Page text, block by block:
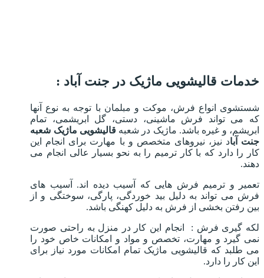
خدمات قالیشویی ماژیک در جنت آباد :
شستشوی انواع فرش، موکت و مبلمان با توجه به نوع آنها
که می تواند فرش ماشینی، دستی، گل ابریشمی، تمام
ابریشم، و غیره باشد. ماژیک در شعبهقالیشویی ماژیک شعبه
جنت آباد نیز، نیروهای متخصص و با مهارت برای انجام این
کار را دارد که با کار ترمیم را به نحو بسیار عالی انجام می
دهند.
تعمیر و ترمیم فرش هایی که آسیب دیده اند. آسیب های
فرش می تواند به دلیل بید خوردگی، پارگی، سوختگی و از
بین رفتن بخشی از فرش به دلیل کهنگی باشد.
لکه گیری فرش : انجام این کار در منزل به راحتی صورت
نمی گیرد و مهارت، تخصص و مواد و امکانات خاص خود را
می طلبد که قالیشویی ماژیک تمام امکانات مورد نیاز برای
این کار را دارد.